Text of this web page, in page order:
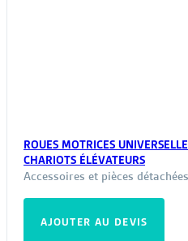
ROUES MOTRICES
CHARIOTS ÉLÉVATEURS
Accessoires et pièces détachées
AJOUTER AU DEVIS